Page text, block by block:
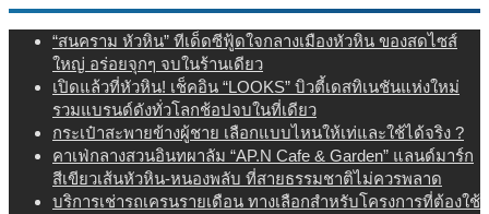
Skip
content
“สนคราม หัวหิน” ทีเด็ดซีฟู้ดใจกลางเมืองหัวหิน ของสดไซส์
ใหญ่ อร่อยจุกๆ จบในร้านเดียว
เปิดแล้วที่หัวหิน! เช็คอิน “LOOKS” บิวตี้เดสทิเนชันแห่งใหม่
รวมแบรนด์ดังทั่วโลกช้อปจบในที่เดียว
กระเป๋าสะพายข้างผู้ชาย เลือกแบบไหนให้เท่และใช้ได้จริง ?
คาเฟ่กลางสวนอินทผาลัม “AP.N Cafe & Garden” แลนด์มาร์ก
สีเขียวเส้นหัวหิน-หนองพลับ ที่สายธรรมชาติไม่ควรพลาด
บริการเช่ารถเครนรายเดือน ทางเลือกสำหรับโครงการที่ต้องใช้